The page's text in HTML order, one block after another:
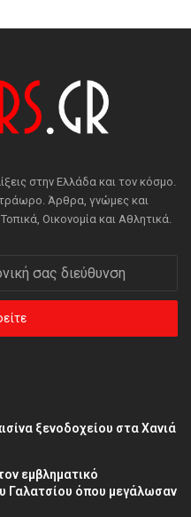
στην Ελλάδα και τον κόσμο.
Άρθρα, γνώμες και
Οικονομία και Αθλητικά.
ξενοδοχείου στα Χανιά
εμβληματικό
Γαλατσίου όπου μεγάλωσαν